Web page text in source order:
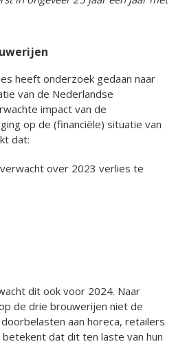
heeft onderzoek gedaan naar
van de Nederlandse
impact van de
op de (financiële) situatie van
dat:
over 2023 verlies te
dit ook voor 2024. Naar
de drie brouwerijen niet de
aan horeca, retailers
dat dit ten laste van hun